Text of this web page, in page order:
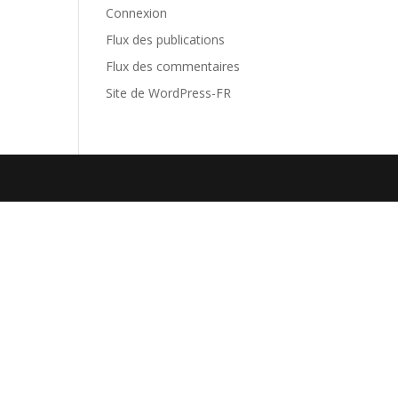
Connexion
Flux des publications
Flux des commentaires
Site de WordPress-FR